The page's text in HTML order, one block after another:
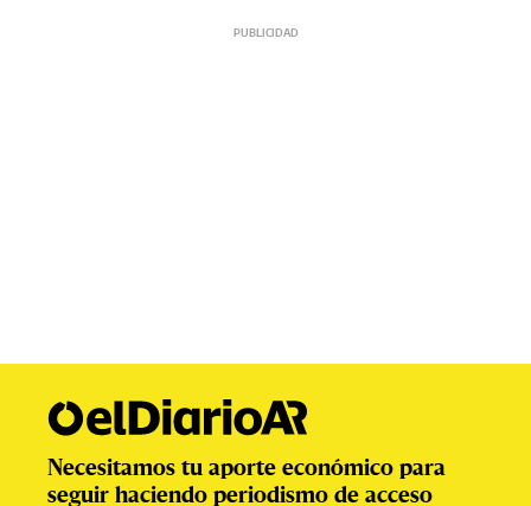
Necesitamos tu aporte económico para
seguir haciendo periodismo de acceso